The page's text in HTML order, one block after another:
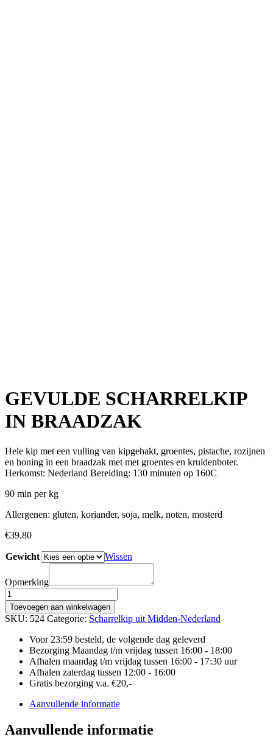
GEVULDE SCHARRELKIP
IN BRAADZAK
Hele kip met een vulling van kipgehakt, groentes, pistache, rozijnen
en honing in een braadzak met met groentes en kruidenboter.
Herkomst: Nederland Bereiding: 130 minuten op 160C
90 min per kg
Allergenen: gluten, koriander, soja, melk, noten, mosterd
€39.80
Gewicht Wissen
Opmerking
GEVULDE
SCHARRELKIP
IN
BRAADZAK
aantal
Toevoegen aan winkelwagen
SKU: 524 Categorie: Scharrelkip uit Midden-Nederland
Voor 23:59 besteld, de volgende dag geleverd
Bezorging Maandag t/m vrijdag tussen 16:00 - 18:00
Afhalen maandag t/m vrijdag tussen 16:00 - 17:30 uur
Afhalen zaterdag tussen 12:00 - 16:00
Gratis bezorging v.a. €20,-
Aanvullende informatie
Aanvullende informatie